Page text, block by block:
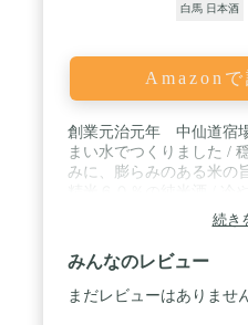
れている高級な贈り物に
り。小さな酒蔵ながらも
お酒をご堪能ください。
ださい。アルコールの量
妊娠中や授乳中の方は飲
わったら缶をリサイクル
白馬 日本酒
Amazonで
創業元治元年 中仙道宿
まい水でつくりました /
みに、膨らみのある米の
続き
みんなのレビュー
まだレビューはありませ